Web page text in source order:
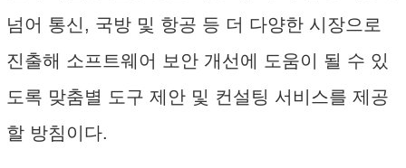
넘어 통신, 국방 및 항공 등 더 다양한 시장으로
진출해 소프트웨어 보안 개선에 도움이 될 수 있
도록 맞춤별 도구 제안 및 컨설팅 서비스를 제공
할 방침이다.